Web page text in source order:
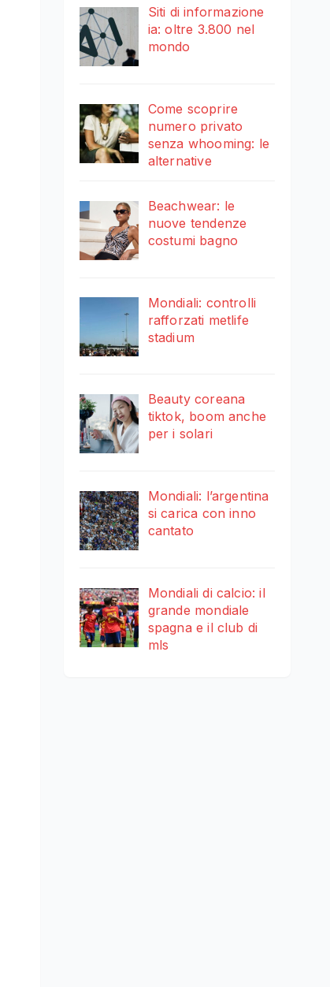
Siti di informazione
ia: oltre 3.800 nel
mondo
Come scoprire
numero privato
senza whooming: le
alternative
Beachwear: le
nuove tendenze
costumi bagno
Mondiali: controlli
rafforzati metlife
stadium
Beauty coreana
tiktok, boom anche
per i solari
Mondiali: l’argentina
si carica con inno
cantato
Mondiali di calcio: il
grande mondiale
spagna e il club di
mls